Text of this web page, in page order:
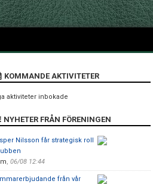
KOMMANDE AKTIVITETER
aktiviteter inbokade
NYHETER FRÅN FÖRENINGEN
Nilsson får strategisk roll
, 06/08 12:44
från vår